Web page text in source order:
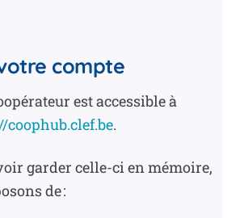
compte
est accessible à
coophub.clef.be.
garder celle-ci en mémoire,
de :